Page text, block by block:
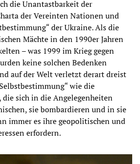
die Unantastbarkeit der
der Vereinten Nationen und
der Ukraine. Als die
Mächte in den 1990er Jahren
– was 1999 im Krieg gegen
keine solchen Bedenken
auf der Welt verletzt derart dreist
wie die
sich in die Angelegenheiten
sie bombardieren und in sie
immer es ihre geopolitischen und
erfordern.